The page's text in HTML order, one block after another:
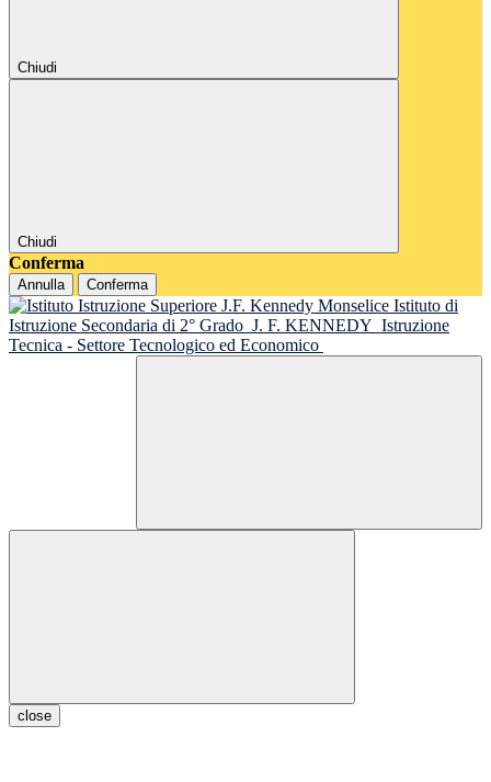
Chiudi
Chiudi
Conferma
Annulla Conferma
Istituto di
Istruzione Secondaria di 2° Grado J. F. KENNEDY Istruzione
Tecnica - Settore Tecnologico ed Economico
close